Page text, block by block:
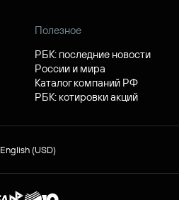
Полезное
РБК: последние новости
России и мира
Каталог компаний РФ
РБК: котировки акций
English (USD)